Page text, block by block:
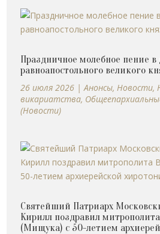
Праздничное молебное пение в
равноапостольного великого
26 июля 2026 |Анонсы, Новости,
викариатства,
(Новости)
Святейший Патриарх
Кирилл поздравил
(Мищука) с 50-летием